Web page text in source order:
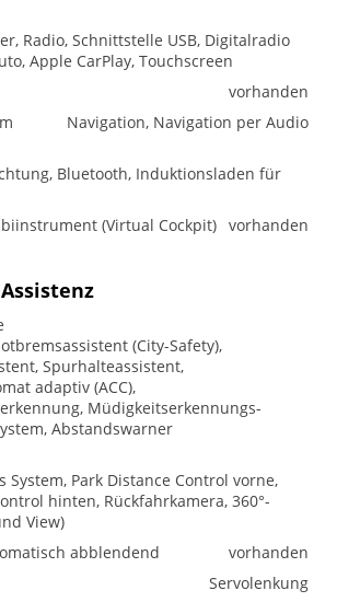
Radio, Schnittstelle USB, Digitalradio
Apple CarPlay, Touchscreen
vorhanden
Navigation, Navigation per Audio
Bluetooth, Induktionsladen für
(Virtual Cockpit) vorhanden
(City-Safety),
Spurhalteassistent,
adaptiv (ACC),
Müdigkeitserkennungs-
Abstandswarner
System, Park Distance Control vorne,
hinten, Rückfahrkamera, 360°-
View)
abblendend
vorhanden
Servolenkung